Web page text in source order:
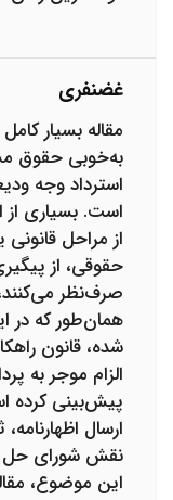
غضنفری
مقاله بسیار
به‌خوبی حقوق
استرداد وجه
است. بسیاری از
از مراحل
حقوقی، از
صرف‌نظر
همان‌طور که در
شده، قانون
الزام موجر به
پیش‌بینی کرده
ارسال
نقش شورای حل
این موضوع،